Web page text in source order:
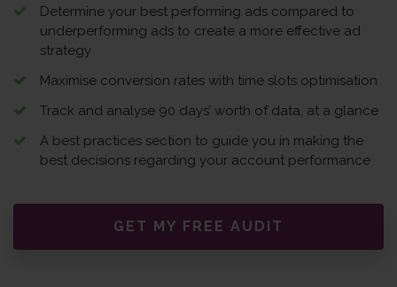
Determine your best performing ads compared to
underperforming ads to create a more effective ad
strategy
Maximise conversion rates with time slots optimisation
Track and analyse 90 days’ worth of data, at a glance
A best practices section to guide you in making the
best decisions regarding your account performance
GET MY FREE AUDIT